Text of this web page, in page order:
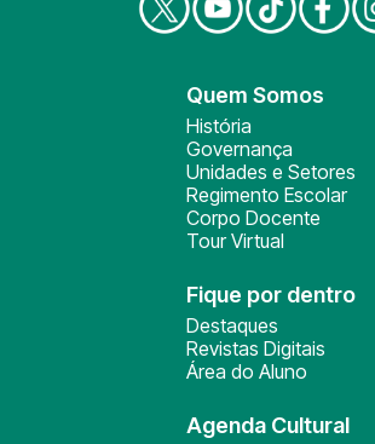
Quem Somos
História
Governança
Unidades e Setores
Regimento Escolar
Corpo Docente
Tour Virtual
Fique por dentro
Destaques
Revistas Digitais
Área do Aluno
Agenda Cultural